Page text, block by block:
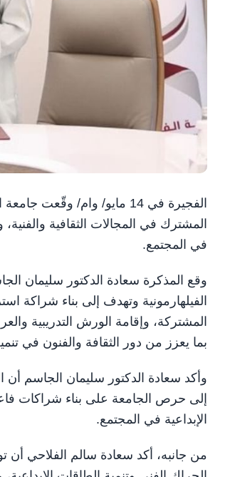
الفجيرة في 14 مايو/ وام/
المشترك في المجالات الثقافية
في المجتمع.
وقع المذكرة سعادة الدكتور سليمان
الفيلهارمونية وتهدف إلى بناء شراكة
المشتركة، وإقامة الورش التدريبية
بما يعزز من دور الثقافة والفنون في
وأكد سعادة الدكتور سليمان الجاسم
إلى حرص الجامعة على بناء شراكات
الإبداعية في المجتمع.
من جانبه، أكد سعادة سالم الفلاحي أن